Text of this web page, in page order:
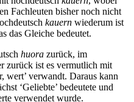
Fachleuten bisher noch nicht
kauern wiederum ist
das Gleiche bedeutet.
huora zurück, im
zurück ist es vermutlich mit
wert’ verwandt. Daraus kann
‘Geliebte’ bedeutete und
verwendet wurde.